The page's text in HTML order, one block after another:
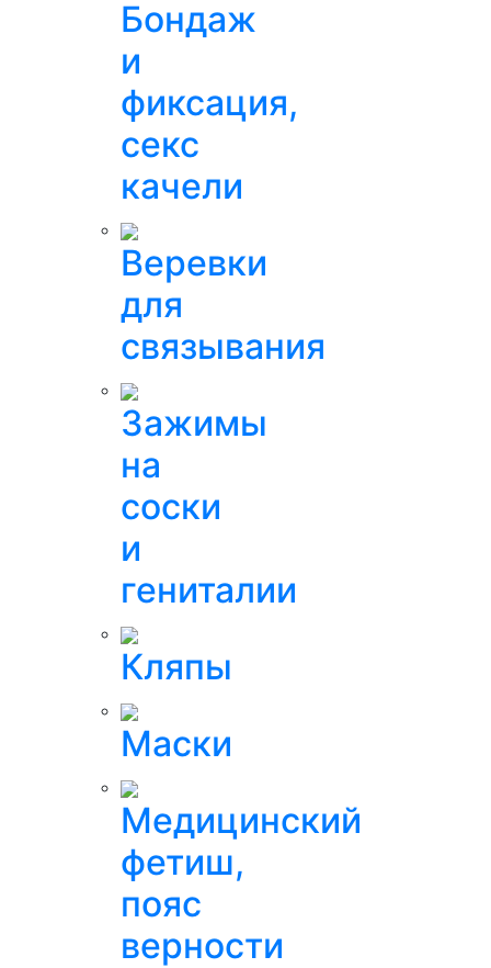
Бондаж
и
фиксация,
секс
качели
Веревки
для
связывания
Зажимы
на
соски
и
гениталии
Кляпы
Маски
Медицинский
фетиш,
пояс
верности